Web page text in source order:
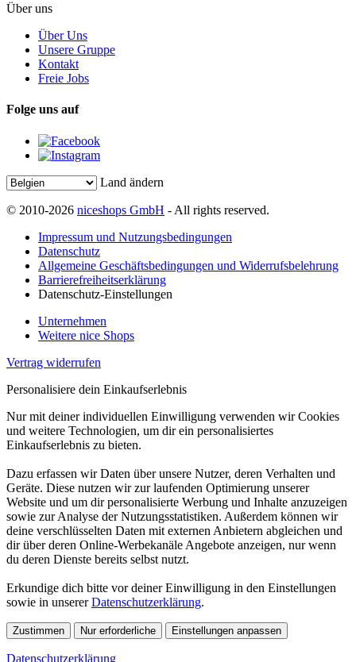
Über uns
Über Uns
Unsere Gruppe
Kontakt
Freie Jobs
Folge uns auf
Land ändern
© 2010-2026 niceshops GmbH - All rights reserved.
Impressum und Nutzungsbedingungen
Datenschutz
Allgemeine Geschäftsbedingungen und Widerrufsbelehrung
Barrierefreiheitserklärung
Datenschutz-Einstellungen
Unternehmen
Weitere nice Shops
Vertrag widerrufen
Personalisiere dein Einkaufserlebnis
Nur mit deiner individuellen Einwilligung verwenden wir Cookies
und weitere Technologien, um dir ein personalisiertes
Einkaufserlebnis zu bieten.
Dazu erfassen wir Daten über unsere Nutzer, deren Verhalten und
Geräte. Diese nutzen wir zur laufenden Optimierung unserer
Website und um dir personalisierte Werbung und Inhalte anzuzeigen
sowie zur Analyse der Nutzungsstatistiken. Außerdem können wir
deine verschlüsselten Daten mit externen Anbietern abgleichen und
dir über deren Online-Werbekanäle Angebote anzeigen, nur wenn
du deren Dienste bereits selbst nutzt.
Erkundige dich bitte vor deiner Einwilligung in den Einstellungen
sowie in unsererDatenschutzerklärung.
Zustimmen Nur erforderliche Einstellungen anpassen
Datenschutzerklärung